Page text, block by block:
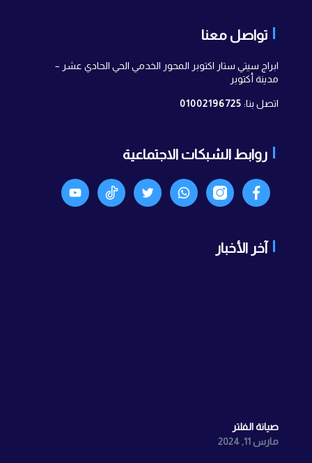
تواصل معنا
ابراج سيتي ستار اكتوبر المحور الخدمي الحي الحادي عشر –
مدينة أكتوبر
اتصل بنا: 01002196725
روابط الشبكات الاجتماعية
Facebookانستجرامواتساب TikTok
Youtyube
آخر الأخبار
صيانة الفلتر
مارس 11, 2024